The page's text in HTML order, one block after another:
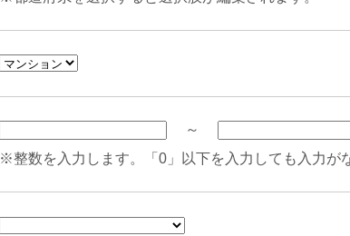
～
※整数を入力します。「0」以下を入力しても入力が